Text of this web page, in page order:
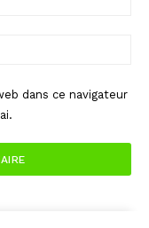
dans ce navigateur